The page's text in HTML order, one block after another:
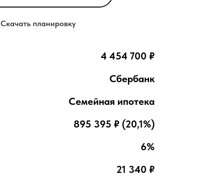
Скачать планировку
4 454 700 ₽
Сбербанк
Семейная ипотека
895 395 ₽ (20,1%)
6%
21 340 ₽